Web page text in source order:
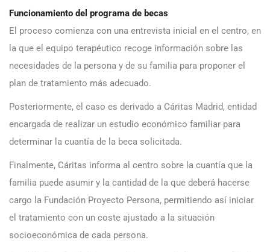
Funcionamiento del programa de becas
El proceso comienza con una entrevista inicial en el centro, en
la que el equipo terapéutico recoge información sobre las
necesidades de la persona y de su familia para proponer el
plan de tratamiento más adecuado.
Posteriormente, el caso es derivado a Cáritas Madrid, entidad
encargada de realizar un estudio económico familiar para
determinar la cuantía de la beca solicitada.
Finalmente, Cáritas informa al centro sobre la cuantía que la
familia puede asumir y la cantidad de la que deberá hacerse
cargo la Fundación Proyecto Persona, permitiendo así iniciar
el tratamiento con un coste ajustado a la situación
socioeconómica de cada persona.